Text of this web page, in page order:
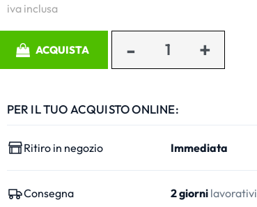
iva inclusa
ACQUISTA
PER IL TUO ACQUISTO ONLINE:
Ritiro in negozio Immediata
Consegna 2 giornilavorativi